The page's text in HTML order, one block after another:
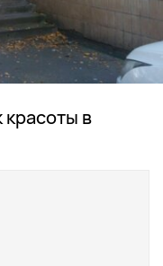
красоты в